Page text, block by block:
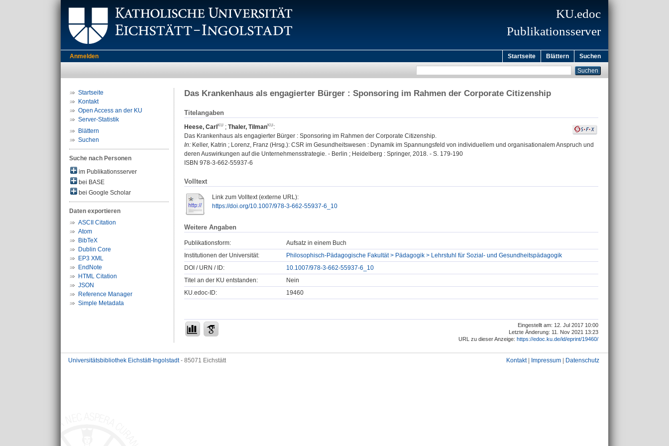
KU.edoc
Publikationsserver
Anmelden Startseite Blättern Suchen
Startseite
Kontakt
Open Access an der KU
Server-Statistik
Blättern
Suchen
Suche nach Personen
im Publikationsserver
bei BASE
bei Google Scholar
Daten exportieren
ASCII Citation
Atom
BibTeX
Dublin Core
EP3 XML
EndNote
HTML Citation
JSON
Reference Manager
Simple Metadata
Das Krankenhaus als engagierter Bürger : Sponsoring im Rahmen der Corporate Citizenship
Titelangaben
Heese, Carl ; Thaler, Tilman
:
Das Krankenhaus als engagierter Bürger : Sponsoring im Rahmen der Corporate Citizenship.
In: Keller, Katrin ; Lorenz, Franz (Hrsg.): CSR im Gesundheitswesen : Dynamik im Spannungsfeld von individuellem und organisationalem Anspruch und
deren Auswirkungen auf die Unternehmensstrategie. - Berlin ; Heidelberg : Springer, 2018. - S. 179-190
ISBN 978-3-662-55937-6
Volltext
Link zum Volltext (externe URL):
https://doi.org/10.1007/978-3-662-55937-6_10
Weitere Angaben
Publikationsform:
Aufsatz in einem Buch
Institutionen der Universität:
Philosophisch-Pädagogische Fakultät > Pädagogik > Lehrstuhl für Sozial- und Gesundheitspädagogik
DOI / URN / ID:
10.1007/978-3-662-55937-6_10
Titel an der KU entstanden:
Nein
KU.edoc-ID:
19460
Eingestellt am: 12. Jul 2017 10:00
Letzte Änderung: 11. Nov 2021 13:23
URL zu dieser Anzeige: https://edoc.ku.de/id/eprint/19460/
Universitätsbibliothek Eichstätt-Ingolstadt- 85071 Eichstätt Kontakt| Impressum Datenschutz